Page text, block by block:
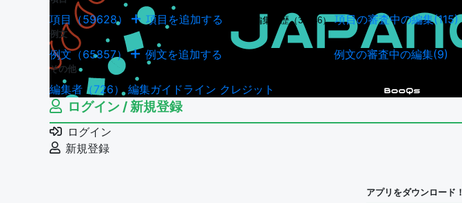
項目（59628） 項目を追加する 項目の編集履歴（34946） 項目の審査中の編集(115)
例文
例文（65857） 例文を追加する 例文の審査中の編集(9)
その他
編集者（726）編集ガイドライン クレジット
ログイン / 新規登録
ログイン
新規登録
アプリをダウンロード！